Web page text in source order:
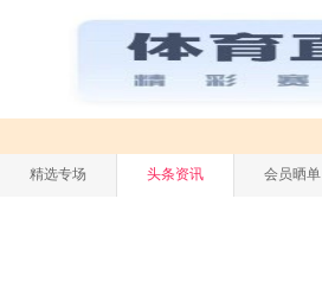
精选专场 头条资讯 会员晒单